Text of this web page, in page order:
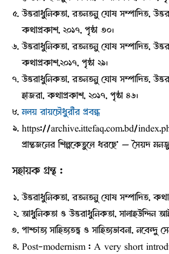
উত্তরাধুনিকতা, রতনতনু ঘোষ সম্পাদিত,
কথাপ্রকাশ, ২০১৭, পৃষ্ঠা ৩০।
উত্তরাধুনিকতা, রতনতনু ঘোষ সম্পাদিত,
কথাপ্রকাশ,২০১৭, পৃষ্ঠা ২৯।
উত্তরাধুনিকতা, রতনতনু ঘোষ সম্পাদিত,
হাজরা, কথাপ্রকাশ, ২০১৭, পৃষ্ঠা ৪৬।
মলয় রায়চৌধুরীর প্রবন্ধ
https://archive.ittefaq.com.bd/
প্রান্তজনের শিল্পকেতুলে ধরছে’ — সৈয়দ
সহায়ক গ্রন্থ :
উত্তরাধুনিকতা, রতনতনু ঘোষ সম্পাদিত,
আধুনিকতা ও উত্তরাধুনিকতা, সালাহউদ্দিন
পাশ্চাত্য সাহিত্যতত্ত্ব ও সাহিত্যভাবনা, নবেন্দু
Post-modernism : A very short